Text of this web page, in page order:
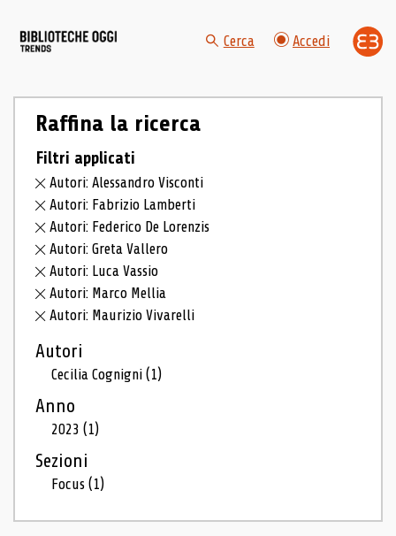
Cerca Accedi
Raffina la ricerca
Filtri applicati
Autori: Alessandro Visconti
Autori: Fabrizio Lamberti
Autori: Federico De Lorenzis
Autori: Greta Vallero
Autori: Luca Vassio
Autori: Marco Mellia
Autori: Maurizio Vivarelli
Autori
Cecilia Cognigni(1)
Anno
2023(1)
Sezioni
Focus(1)